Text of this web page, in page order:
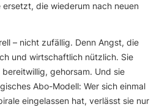
die wiederum nach neuen
– nicht zufällig. Denn Angst, die
und wirtschaftlich nützlich. Sie
gehorsam. Und sie
Abo-Modell: Wer sich einmal
eingelassen hat, verlässt sie nur